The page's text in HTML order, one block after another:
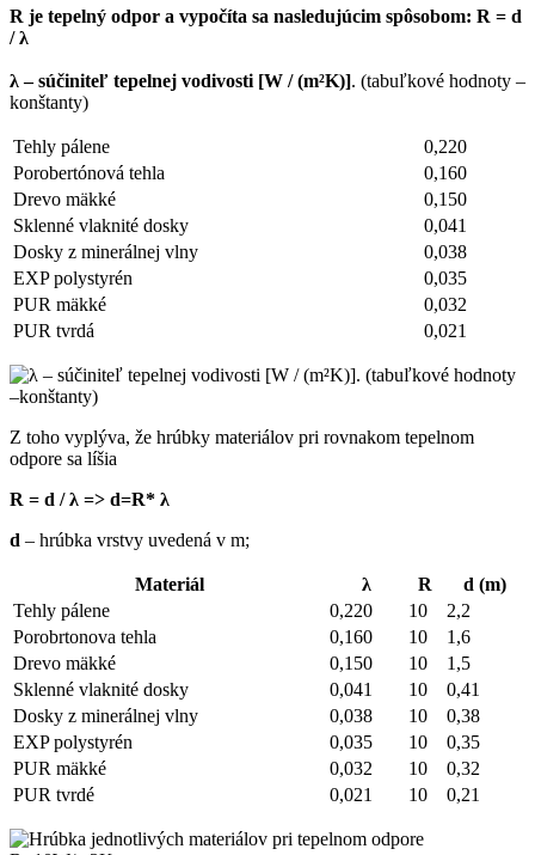
R je tepelný odpor a vypočíta sa nasledujúcim spôsobom: R = d
/ λ
λ – súčiniteľ tepelnej vodivosti [W / (m²K)]. (tabuľkové hodnoty –
konštanty)
Tehly pálene
0,220
Porobertónová tehla
0,160
Drevo mäkké
0,150
Sklenné vlaknité dosky
0,041
Dosky z minerálnej vlny
0,038
EXP polystyrén
0,035
PUR mäkké
0,032
PUR tvrdá
0,021
Z toho vyplýva, že hrúbky materiálov pri rovnakom tepelnom
odpore sa líšia
R = d / λ => d=R* λ
d – hrúbka vrstvy uvedená v m;
Materiál λ R
d (m)
Tehly pálene
0,220 10
2,2
Porobrtonova tehla
0,160 10
1,6
Drevo mäkké
0,150 10
1,5
Sklenné vlaknité dosky
0,041 10
0,41
Dosky z minerálnej vlny
0,038 10
0,38
EXP polystyrén
0,035 10
0,35
PUR mäkké
0,032 10
0,32
PUR tvrdé
0,021 10 0,21